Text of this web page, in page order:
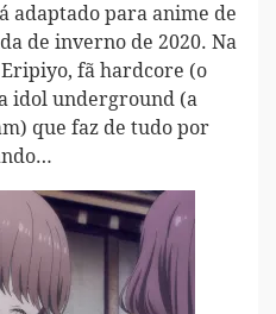
adaptado para anime de
de inverno de 2020. Na
fã hardcore (o
idol underground (a
que faz de tudo por